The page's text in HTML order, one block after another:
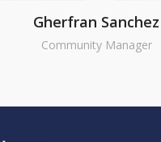
Gherfran Sanchez
Community Manager